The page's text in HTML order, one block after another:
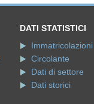
DATI STATISTICI
Immatricolazioni
Circolante
Dati di settore
Dati storici